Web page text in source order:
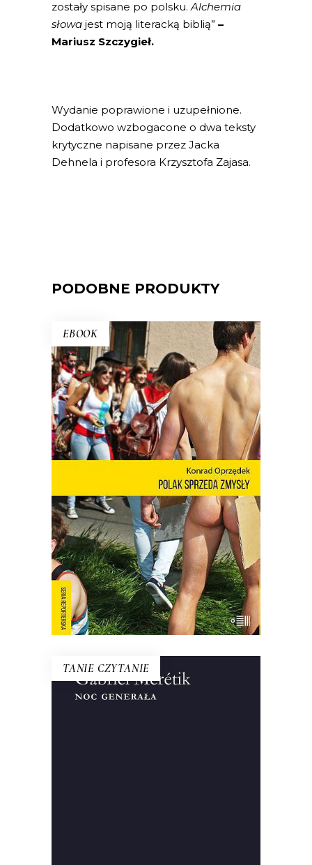
zostały spisane po polsku.Alchemia
słowa jest moją literacką biblią” –
Mariusz Szczygieł.
Wydanie poprawione i uzupełnione.
Dodatkowo wzbogacone o dwa teksty
krytyczne napisane przez Jacka
Dehnela i profesora Krzysztofa Zajasa.
PODOBNE PRODUKTY
EBOOK
E-BOOK DO KOSZYKA
POLAK SPRZEDA ZMYSŁY
Nie ma o Polsce takich książek jak
debiut Konrada Oprzędka. Wariackich,
ale pogodnych. Smutnych, ale nie
przygnębiających. Ta błyskotliwa książka
pokazuje, kim są Polacy, kiedy nie
muszą być sobą.
TANIE CZYTANIE